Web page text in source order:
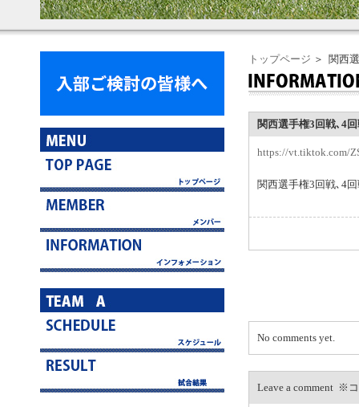
トップページ ＞ 関西
関西選手権3回戦､4
https://vt.tiktok.com/
関西選手権3回戦､4
No comments yet.
Leave a comment ※